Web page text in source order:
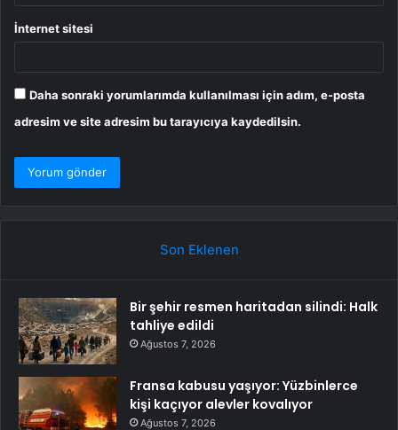
İnternet sitesi
Daha sonraki yorumlarımda kullanılması için adım, e-posta
adresim ve site adresim bu tarayıcıya kaydedilsin.
Son Eklenen
Bir şehir resmen haritadan silindi: Halk
tahliye edildi
Ağustos 7, 2026
Fransa kabusu yaşıyor: Yüzbinlerce
kişi kaçıyor alevler kovalıyor
Ağustos 7, 2026